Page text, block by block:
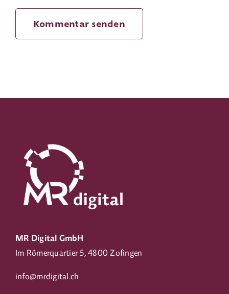
MR Digital GmbH
Im Römerquartier 5, 4800 Zofingen
info@mrdigital.ch